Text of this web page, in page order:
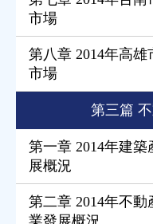
市場
第八章 2014年高雄
市場
第三篇
第一章 2014年建築
展概況
第二章 2014年不動
業發展概況